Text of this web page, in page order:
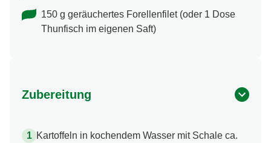
150 g geräuchertes Forellenfilet (oder 1 Dose
Thunfisch im eigenen Saft)
Zubereitung
Kartoffeln in kochendem Wasser mit Schale ca.